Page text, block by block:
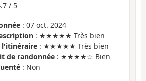
/ 5
: 07 oct. 2024
: ★★★★★ Très bien
l'itinéraire : ★★★★★ Très bien
de randonnée : ★★★★☆ Bien
: Non